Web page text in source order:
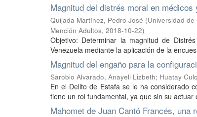
Magnitud del distrés moral en
Quijada Martínez, Pedro José (Universidad
Mención Adultos, 2018-10-22)
Objetivo: Determinar la magnitud de
Venezuela mediante la aplicación de la
Magnitud del engaño para la
Sarobio Alvarado, Anayeli Lizbeth; Huatay
En el Delito de Estafa se le ha considerado
tiene un rol fundamental, ya que sin su
Mahomet de Juan Cantó Francés, una